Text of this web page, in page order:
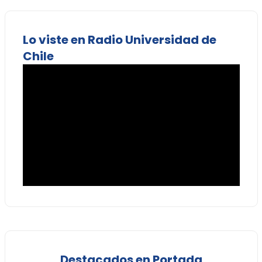
Lo viste en Radio Universidad de
Chile